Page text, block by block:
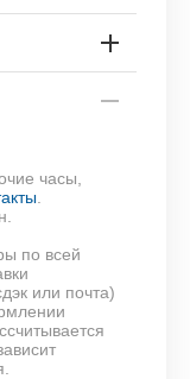
часы,
по всей
или почта)